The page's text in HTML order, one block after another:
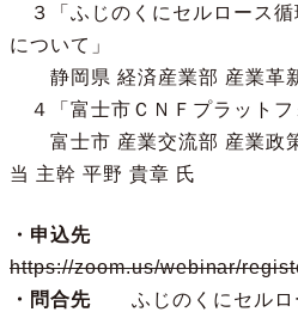
３「ふじのくにセルロース循
について」
静岡県 経済産業部 産業革
４「富士市ＣＮＦプラットフ
富士市 産業交流部 産業政
当 主幹 平野 貴章 氏
・申込先
https://zoom.us/webinar/
・問合先ふじのくにセルロ